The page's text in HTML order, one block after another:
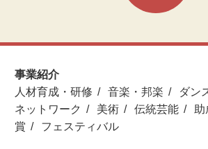
事業紹介
人材育成・研修
音楽・邦楽 ダン
ネットワーク
美術 伝統芸能 助
賞
フェスティバル